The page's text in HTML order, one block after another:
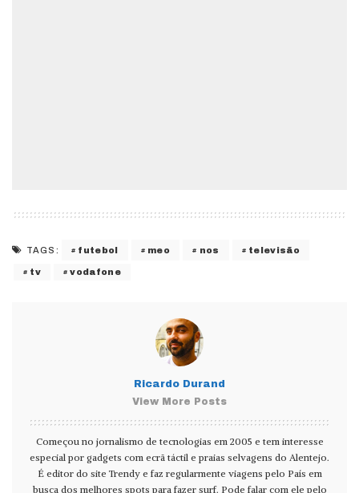
TAGS: futebol meo nos televisão
tv vodafone
Ricardo Durand
View More Posts
Começou no jornalismo de tecnologias em 2005 e tem interesse
especial por gadgets com ecrã táctil e praias selvagens do Alentejo.
É editor do site Trendy e faz regularmente viagens pelo País em
busca dos melhores spots para fazer surf. Pode falar com ele pelo